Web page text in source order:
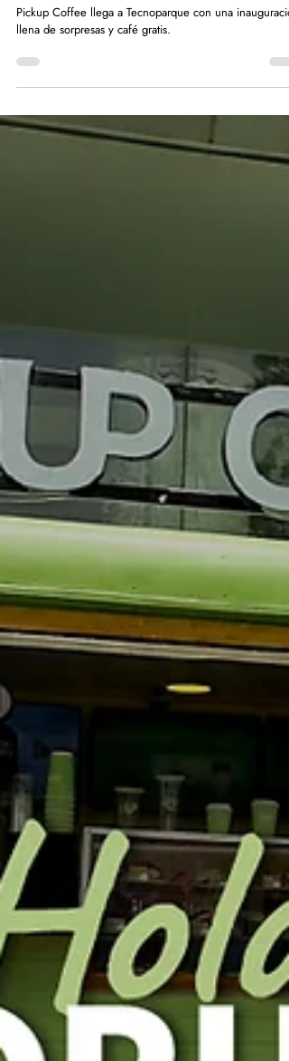
¡Pickup Coffee llega a
Tecnoparque!
Pickup Coffee llega a Tecnoparque con una
llena de sorpresas y café gratis.